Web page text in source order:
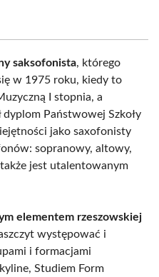
saksofonista, którego
w 1975 roku, kiedy to
I stopnia, a
Państwowej Szkoły
jako saxofonisty
sopranowy, altowy,
jest utalentowanym
elementem rzeszowskiej
występować i
i formacjami
Studiem Form